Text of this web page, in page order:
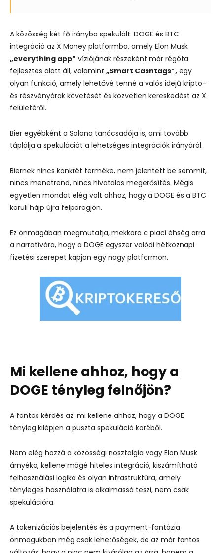
A közösség két fő irányba spekulált: DOGE és BTC
integráció az X Money platformba, amely Elon Musk
„everything app” víziójának részeként már régóta
fejlesztés alatt áll, valamint „Smart Cashtags”, egy
olyan funkció, amely lehetővé tenné a valós idejű kripto-
és részvényárak követését és közvetlen kereskedést az X
felületéről.
Bier egyébként a Solana tanácsadója is, ami tovább
táplálja a spekulációt a lehetséges integrációk irányáról.
Biernek nincs konkrét terméke, nem jelentett be semmit,
nincs menetrend, nincs hivatalos megerősítés. Mégis
egyetlen mondat elég volt ahhoz, hogy a DOGE és a BTC
körüli hájp újra felpörögjön.
Ez önmagában megmutatja, mekkora a piaci éhség arra
a narratívára, hogy a DOGE egyszer valódi hétköznapi
fizetési szerepet kapjon egy nagy platformon.
Mi kellene ahhoz, hogy a
DOGE tényleg felnőjön?
A fontos kérdés az, mi kellene ahhoz, hogy a DOGE
tényleg kilépjen a puszta spekuláció köréből.
Nem elég hozzá a közösségi nosztalgia vagy Elon Musk
árnyéka, kellene mögé hiteles integráció, kiszámítható
felhasználási logika és olyan infrastruktúra, amely
tényleges használatra is alkalmassá teszi, nem csak
spekulációra.
A tokenizációs bejelentés és a payment-fantázia
önmagukban még csak lehetőségek, de az már fontos